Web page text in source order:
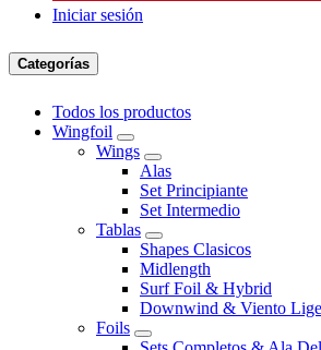
Iniciar sesión
Categorías
Todos los productos
Wingfoil
Wings
Alas
Set Principiante
Set Intermedio
Tablas
Shapes Clasicos
Midlength
Surf Foil & Hybrid
Downwind & Viento
Foils